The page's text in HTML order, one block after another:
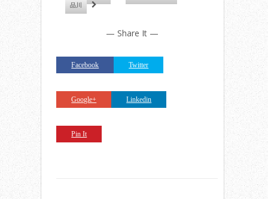
品川
— Share It —
Facebook Twitter
Google+ Linkedin
Pin It